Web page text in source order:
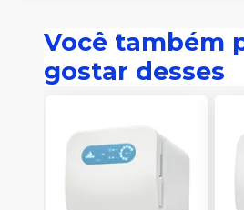
Você também
gostar desses